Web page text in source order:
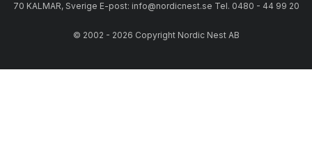
70 KALMAR, Sverige E-post: info@nordicnest.se Tel. 0480 - 44 99 20
© 2002 - 2026 Copyright Nordic Nest AB